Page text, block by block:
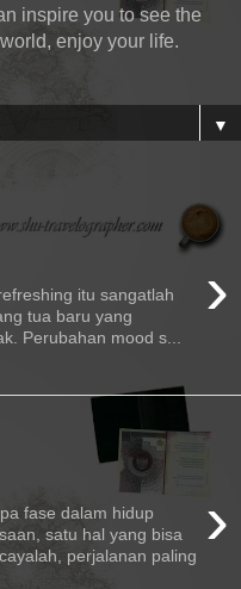
inspire you to see the
enjoy your life.
▼
›
itu sangatlah
tua baru yang
Perubahan mood s...
›
fase dalam hidup
satu hal yang bisa
perjalanan paling